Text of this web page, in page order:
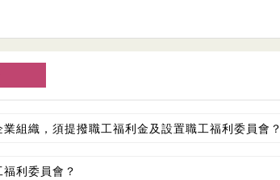
組織，須提撥職工福利金及設置職工福利委員會？
利委員會？